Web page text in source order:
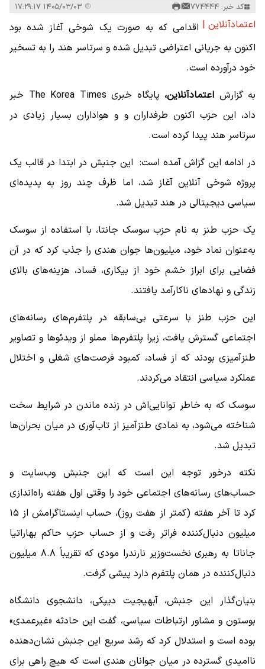
کد خبر: 774444
اعتمادآنلاین | اقدامی که به صورت یک شوخی آغاز شده بود
اکنون به جریانی اعتراضی تبدیل شده و سرتاسر هند را به تسخیر
خود درآورده است.
به گزارش اعتمادآنلاین،
پایگاه خبری The Korea Times خبر
داد، این حزب اکنون طرفداران و و هواداران بسیار زیادی در
سرتاسر هند پیدا کرده است.
در ادامه این گزاش آمده است: این جنبش در ابتدا در قالب یک
پروژه شوخی آنلاین آغاز شد، اما ظرف چند روز به پدیده‌ای
سیاسی دیجیتالی در هند تبدیل شد.
یک حزب طنز به نام حزب سوسک جانتا، با استفاده از سوسک
به‌عنوان نماد خود، میلیون‌ها جوان هندی را جذب کرد که در آن
فضایی برای ابراز خشم خود از بیکاری، فساد، هزینه‌های بالای
زندگی و نهادهای ناکارآمد یافتند.
این حزب طنز با سرعتی بی‌سابقه در پلتفرم‌های رسانه‌های
اجتماعی گسترش یافت، زیرا پلتفرم‌ها مملو از ویدئوها و تصاویر
طنزآمیزی بودند که از فساد، کمبود فرصت‌های شغلی و اختلال
عملکرد سیاسی انتقاد می‌کردند.
سوسک که به خاطر توانایی‌اش در زنده ماندن در شرایط سخت
شناخته می‌شود، به نمادی طنزآمیز از تاب‌آوری در میان بحران‌ها
تبدیل شد.
نکته درخور توجه این است که این جنبش وب‌سایت و
حساب‌های رسانه‌های اجتماعی خود را وقتی اول هفته راه‌اندازی
کرد تا آخر هفته (کمتر از هفت روز)، حساب اینستاگرامش از ۱۵
میلیون دنبال‌کننده فراتر رفت و از حساب حزب حاکم بهاراتیا
جاناتا به رهبری نخست‌وزیر نارندرا مودی که تقریباً ۸.۸ میلیون
دنبال‌کننده در همان پلتفرم دارد پیشی گرفت.
بنیان‌گذار این جنبش، آبهیجیت دیپکی، دانشجوی دانشگاه
بوستون و مشاور ارتباطات سیاسی، گفت این حادثه «غیرعمدی»
بوده است و استدلال کرد که رشد سریع این جنبش نشان‌دهنده
ناامیدی گسترده در میان جوانان هندی است که هیچ راهی برای